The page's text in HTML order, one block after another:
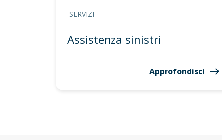
SERVIZI
Assistenza sinistri
Approfondisci